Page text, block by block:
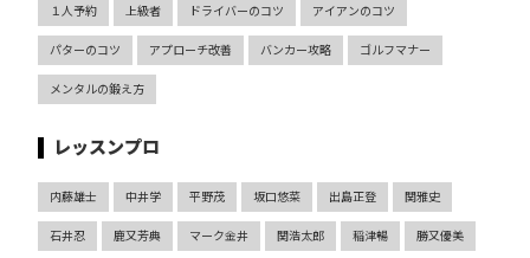
１人予約 上級者 ドライバーのコツ アイアンのコツ
パターのコツ アプローチ改善 バンカー攻略 ゴルフマナー
メンタルの鍛え方
レッスンプロ
内藤雄士 中井学 平野茂 坂口悠菜 出島正登 関雅史
石井忍 鹿又芳典 マーク金井 関浩太郎 稲津暢 勝又優美